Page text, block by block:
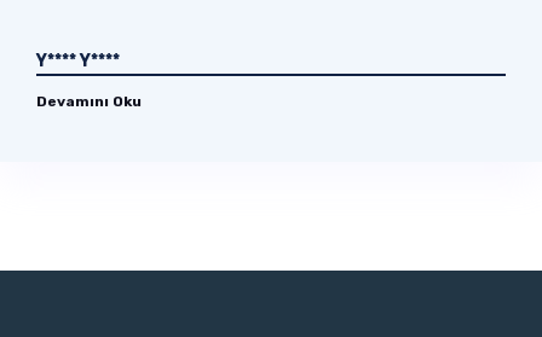
Y**** Y****
Devamını Oku